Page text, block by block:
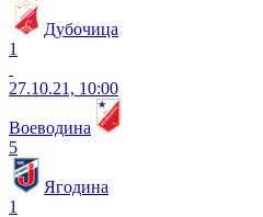
Дубочица
1
27.10.21, 10:00
Воеводина
5
Ягодина
1